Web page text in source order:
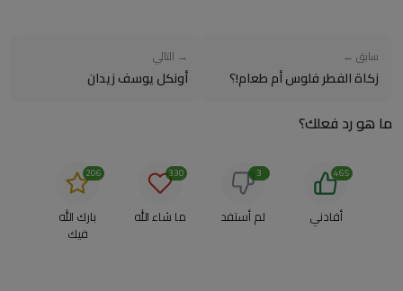
سابق ←
زكاة الفطر فلوس أم طعام!؟
→ التالي
أونكل يوسف زيدان
ما هو رد فعلك؟
أفادني
465
لم أستفد
3
ما شاء الله
330
بارك الله
فيك
206